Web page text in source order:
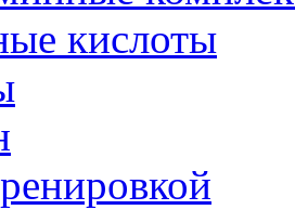
кислоты